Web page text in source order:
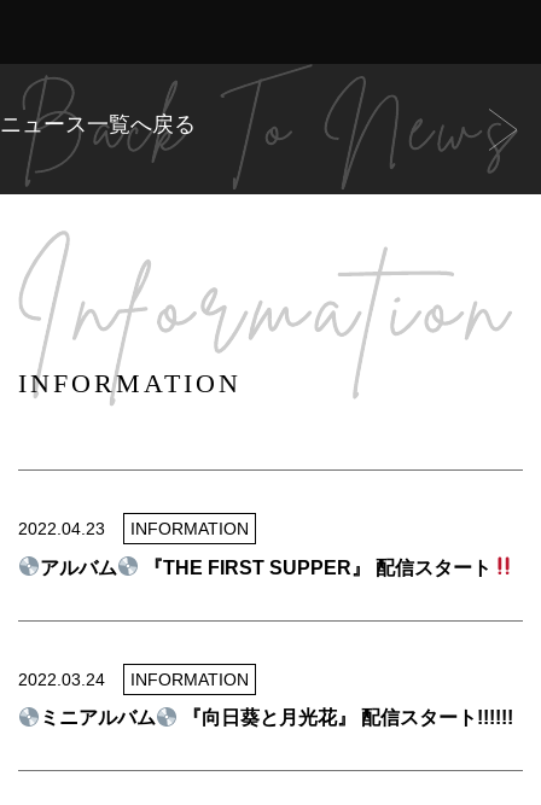
ニュース一覧へ戻る
INFORMATION
2022.04.23 INFORMATION
アルバム 『THE FIRST SUPPER』 配信スタート
2022.03.24 INFORMATION
ミニアルバム 『向日葵と月光花』 配信スタート!!!!!!